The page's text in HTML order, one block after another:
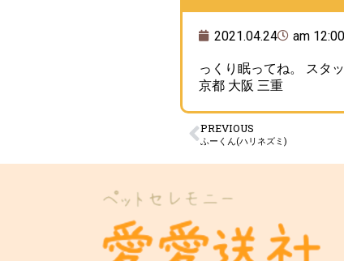
2021.04.24
am 12:00
2021/4/24
っくり眠ってね。 スタ
京都 大阪 三重
PREVIOUS
ふーくん(ハリネズミ)